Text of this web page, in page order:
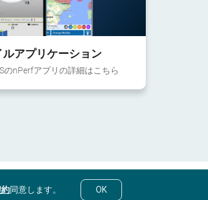
ルアプリケーション
のnPerfアプリの詳細はこちら
同意します。 OK